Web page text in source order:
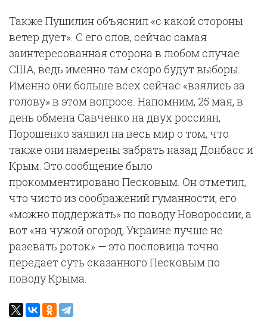
Также Пушилин объяснил «с какой стороны
ветер дует». С его слов, сейчас самая
заинтересованная сторона в любом случае
США, ведь именно там скоро будут выборы.
Именно они больше всех сейчас «взялись за
голову» в этом вопросе. Напомним, 25 мая, в
день обмена Савченко на двух россиян,
Порошенко заявил на весь мир о том, что
также они намерены забрать назад Донбасс и
Крым. Это сообщение было
прокомментировано Песковым. Он отметил,
что чисто из соображений гуманности, его
«можно поддержать» по поводу Новороссии, а
вот «на чужой огород, Украине лучше не
разевать роток» — это пословица точно
передает суть сказанного Песковым по
поводу Крыма.